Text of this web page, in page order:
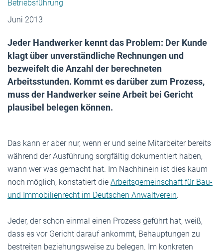
Betriebsführung
Juni 2013
Jeder Handwerker kennt das Problem: Der Kunde
klagt über unverständliche Rechnungen und
bezweifelt die Anzahl der berechneten
Arbeitsstunden. Kommt es darüber zum Prozess,
muss der Handwerker seine Arbeit bei Gericht
plausibel belegen können.
Das kann er aber nur, wenn er und seine Mitarbeiter bereits
während der Ausführung sorgfältig dokumentiert haben,
wann wer was gemacht hat. Im Nachhinein ist dies kaum
noch möglich, konstatiert die Arbeitsgemeinschaft für Bau-
und Immobilienrecht im Deutschen Anwaltverein.
Jeder, der schon einmal einen Prozess geführt hat, weiß,
dass es vor Gericht darauf ankommt, Behauptungen zu
bestreiten beziehungsweise zu belegen. Im konkreten